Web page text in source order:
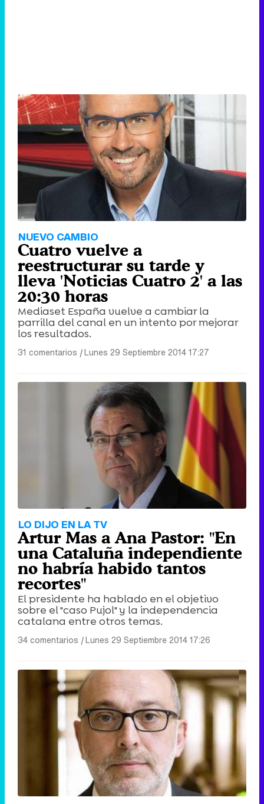
NUEVO CAMBIO
Cuatro vuelve a
reestructurar su tarde y
lleva 'Noticias Cuatro 2' a las
20:30 horas
Mediaset España vuelve a cambiar la
parrilla del canal en un intento por mejorar
los resultados.
31 comentarios |Lunes 29 Septiembre 2014 17:27
LO DIJO EN LA TV
Artur Mas a Ana Pastor: "En
una Cataluña independiente
no habría habido tantos
recortes"
El presidente ha hablado en el objetivo
sobre el "caso Pujol" y la independencia
catalana entre otros temas.
34 comentarios |Lunes 29 Septiembre 2014 17:26